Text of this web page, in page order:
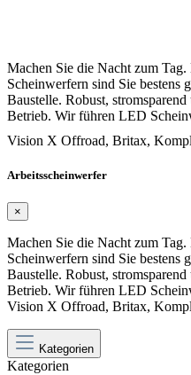
Machen Sie die Nacht zum
Scheinwerfern sind Sie bestens
Baustelle. Robust,
Betrieb. Wir führen LED
Vision X Offroad, Britax,
Arbeitsscheinwerfer
×
Machen Sie die Nacht zum
Scheinwerfern sind Sie bestens
Baustelle. Robust,
Betrieb. Wir führen LED
Vision X Offroad, Britax,
Kategorien
Kategorien